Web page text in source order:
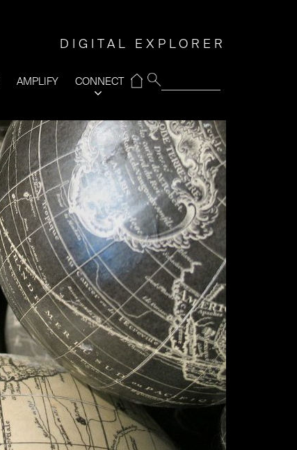
DIGITAL EXPLORER
AMPLIFY CONNECT
⌂